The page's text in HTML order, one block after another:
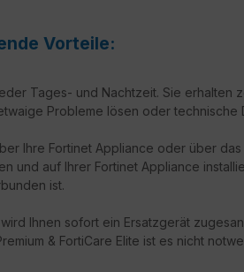
Vorteile:
Tages- und Nachtzeit. Sie erhalten
Probleme lösen oder technische
Ihre Fortinet Appliance oder über
und auf Ihrer Fortinet Appliance
ist.
Ihnen sofort ein Ersatzgerät
& FortiCare Elite ist es nicht